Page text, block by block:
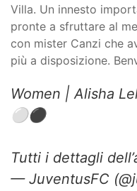
Villa. Un innesto
pronte a sfruttare al
con mister Canzi che
più a disposizione.
Women | Alisha
⚪️⚫️
Tutti i dettagli
— JuventusFC